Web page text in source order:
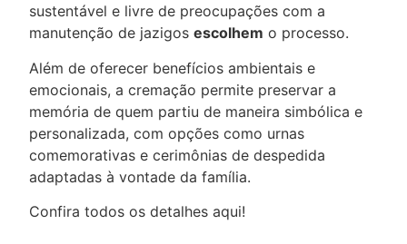
sustentável e livre de preocupações com a
manutenção de jazigos escolhem o processo.
Além de oferecer benefícios ambientais e
emocionais, a cremação permite preservar a
memória de quem partiu de maneira simbólica e
personalizada, com opções como urnas
comemorativas e cerimônias de despedida
adaptadas à vontade da família.
Confira todos os detalhes aqui!